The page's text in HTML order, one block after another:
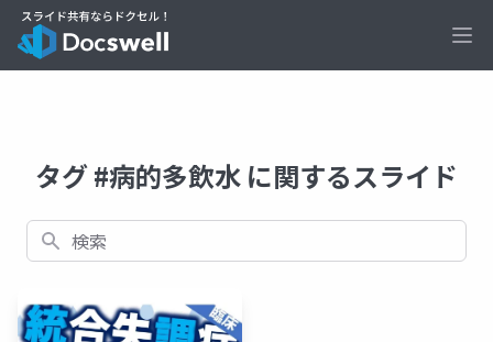
タグ #病的多飲水 に関するスライド
検索